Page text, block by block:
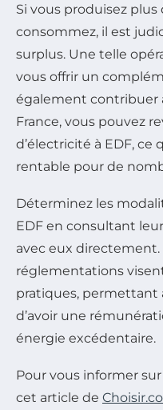
Si vous produisez plus
consommez, il est
surplus. Une telle
vous offrir un
également contribuer
France, vous pouvez
d’électricité à EDF,
rentable pour de
Déterminez les
EDF en consultant
avec eux directement.
réglementations
pratiques, permettant
d’avoir une
énergie excédentaire.
Pour vous informer
cet article de